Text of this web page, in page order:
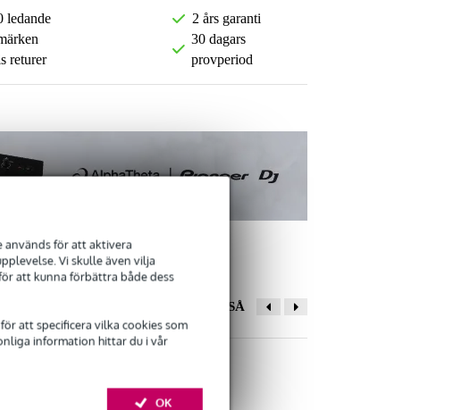
används för att aktivera
Vi skulle även vilja
att kunna förbättra både dess
att specificera vilka cookies som
information hittar du i vår
OK
ledande
returer
2 års garanti
30 dagars
provperiod
ANDRA KÖPTE OCKSÅ